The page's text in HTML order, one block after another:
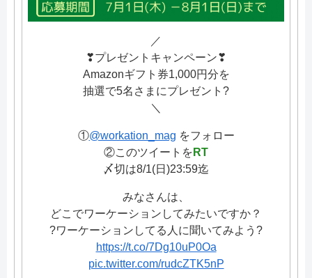
／
❣プレゼントキャンペーン❣
Amazonギフト券1,000円分を
抽選で5名さまにプレゼント?
＼
①@workation_mag をフォロー
②このツイートを RT
〆切は8/1(日)23:59迄
みなさんは、
どこでワーケーションしてみたいですか？
?ワーケーションしてる人に聞いてみよう?
https://t.co/7Dg10uP0Oa
pic.twitter.com/rudcZTK5nP